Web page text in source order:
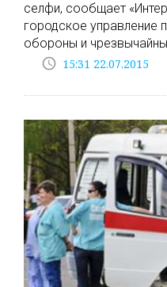
селфи, сообщает
городское управление
обороны и
access_time 15:31 22.07.2015